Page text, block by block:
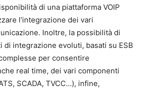
di una piattaforma VOIP
l’integrazione dei vari
Inoltre, la possibilità di
di integrazione evoluti, basati su ESB
per consentire
real time, dei vari componenti
SCADA, TVCC…), infine,